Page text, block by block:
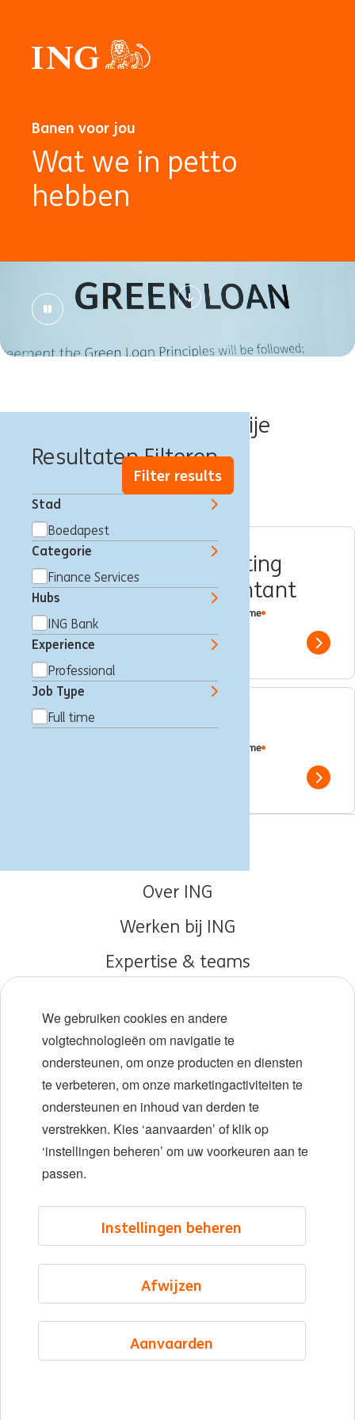
Banen voor jou
Wat we in petto
hebben
Resultaten Filteren
Stad
Boedapest
Categorie
Finance Services
Hubs
ING Bank
Experience
Professional
Job Type
Full time
Banen in Hongarije
Filter results
Accounting and Reporting
Expert – Senior Accountant
Boedapest, Hongarije
Full time
Professional ING Bank
Show
Financial Accounting
Full time
Show
Over ING
Werken bij ING
Expertise & teams
Diversiteit en inclusie
Locaties
Evenementen
©2026 ING
Privacyverklaring
Cookie management
We gebruiken cookies en andere
volgtechnologieën om navigatie te
ondersteunen, om onze producten en diensten
te verbeteren, om onze marketingactiviteiten te
ondersteunen en inhoud van derden te
verstrekken. Kies ‘aanvaarden’ of klik op
‘instellingen beheren’ om uw voorkeuren aan te
passen.
Aanvaarden
Afwijzen
Instellingen beheren